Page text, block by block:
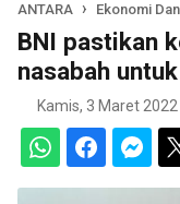
ANTARA Ekonomi
BNI pastikan
nasabah
Kamis, 3 Maret